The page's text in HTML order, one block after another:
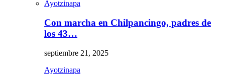
Ayotzinapa
Con marcha en Chilpancingo, padres de
los 43…
septiembre 21, 2025
Ayotzinapa